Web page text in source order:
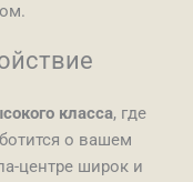
класса, где
о вашем
центре широк и